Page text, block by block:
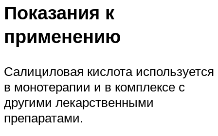
Показания к
применению
Салициловая кислота используется
в монотерапии и в комплексе с
другими лекарственными
препаратами.